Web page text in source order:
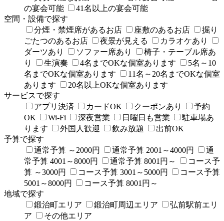
の宴会可能
41名以上の宴会可能
空間・設備で探す
分煙・禁煙席があるお店
座敷のあるお店
掘り
ごたつのあるお店
夜景が見える
カラオケあり
ダーツあり
ソファー席あり
椅子・テーブル席あ
り
生演奏 4名までOKな個室あります
5名～10
名までOKな個室あります
11名～20名までOKな個室
あります
20名以上OKな個室あります
サービスで探す
アプリ決済
カードOK クーポンあり
予約
OK
Wi-Fi 深夜営業 日曜日も営業
駐車場あ
ります
外国人歓迎 飲み放題
出前OK
予算で探す
通常予算 ～2000円
通常予算 2001～4000円
通
常予算 4001～8000円
通常予算 8001円～
コース予
算 ～3000円
コース予算 3001～5000円
コース予算
5001～8000円
コース予算 8001円～
地域で探す
鍛治町エリア
鍛治町周辺エリア
弘前駅前エリ
ア
その他エリア